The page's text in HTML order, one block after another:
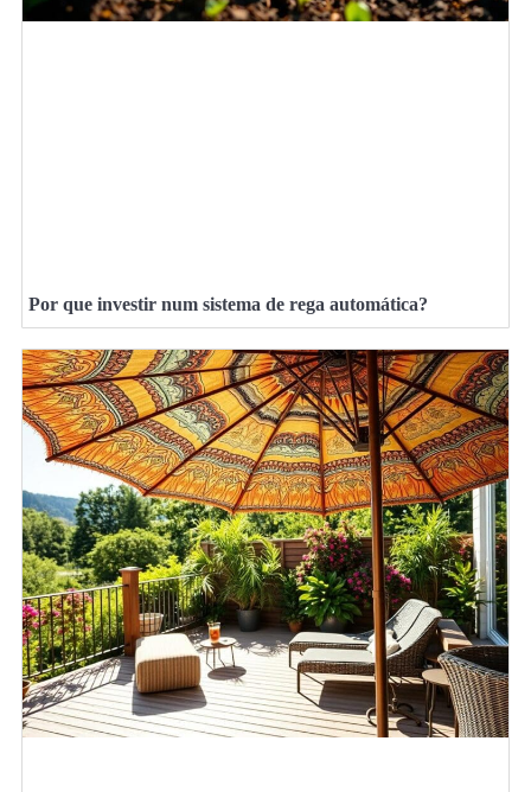
Por que investir num sistema de rega automática?